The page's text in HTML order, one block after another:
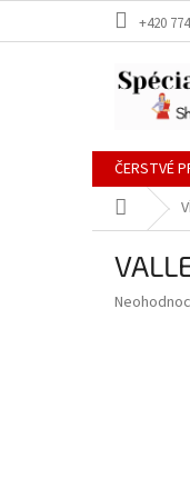
+420
ČERSTVÉ
Domů
Průměrné